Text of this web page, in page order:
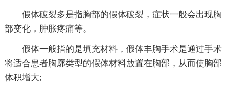
假体破裂多是指胸部的假体破裂，症状一般会出现胸
部变化，肿胀疼痛等。
假体一般指的是填充材料，假体丰胸手术是通过手术
将适合患者胸廓类型的假体材料放置在胸部，从而使胸部
体积增大;